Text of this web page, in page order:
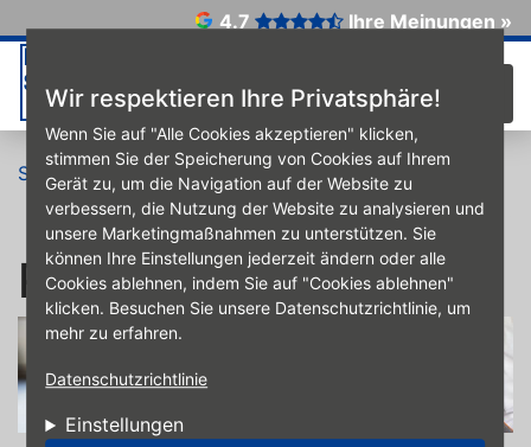
Wir respektieren Ihre Privatsphäre!
Wenn Sie auf "Alle Cookies akzeptieren" klicken,
stimmen Sie der Speicherung von Cookies auf Ihrem
Gerät zu, um die Navigation auf der Website zu
verbessern, die Nutzung der Website zu analysieren und
unsere Marketingmaßnahmen zu unterstützen. Sie
können Ihre Einstellungen jederzeit ändern oder alle
Cookies ablehnen, indem Sie auf "Cookies ablehnen"
klicken. Besuchen Sie unsere Datenschutzrichtlinie, um
mehr zu erfahren.
Datenschutzrichtlinie
Einstellungen
4.7 Ihre Meinungen »
Startseite Reifen RDKS
RDKS